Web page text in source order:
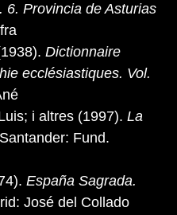
6. Provincia de Asturias
Dictionnaire
ecclésiastiques. Vol.
i altres (1997). La
Fund.
España Sagrada.
José del Collado